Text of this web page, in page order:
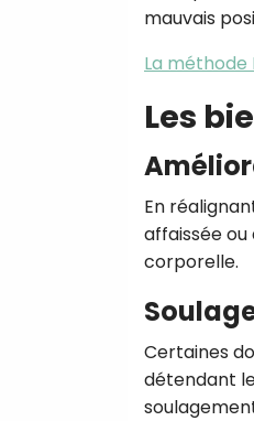
mauvais
La méthode
Les
En
affaissée
corporelle.
Certaines
détendant